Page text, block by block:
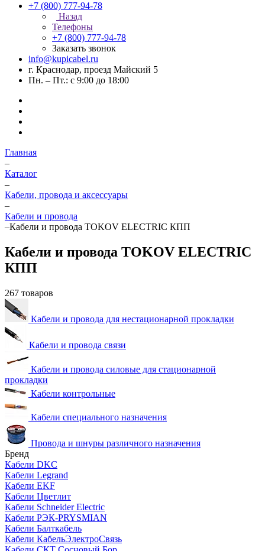
+7 (800) 777-94-78
Назад
Телефоны
+7 (800) 777-94-78
Заказать звонок
info@kupicabel.ru
г. Краснодар, проезд Майский 5
Пн. – Пт.: с 9:00 до 18:00
Главная
–
Каталог
–
Кабели, провода и аксессуары
–
Кабели и провода
–Кабели и провода TOKOV ELECTRIC КПП
Кабели и провода TOKOV ELECTRIC
КПП
267 товаров
Кабели и провода для нестационарной прокладки
Кабели и провода связи
Кабели и провода силовые для стационарной
прокладки
Кабели контрольные
Кабели специального назначения
Провода и шнуры различного назначения
Бренд
Кабели DKC
Кабели Legrand
Кабели EKF
Кабели Цветлит
Кабели Schneider Electric
Кабели РЭК-PRYSMIAN
Кабели Балткабель
Кабели КабельЭлектроСвязь